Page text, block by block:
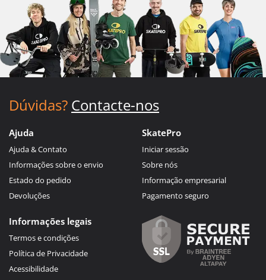
Dúvidas? Contacte-nos
Ajuda
Ajuda & Contato
Informações sobre o envio
Estado do pedido
Devoluções
SkatePro
Iniciar sessão
Sobre nós
Informação empresarial
Pagamento seguro
Informações legais
Termos e condições
Política de Privacidade
Acessibilidade